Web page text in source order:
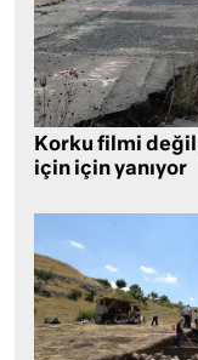
Korku filmi değil
için için yanıyor